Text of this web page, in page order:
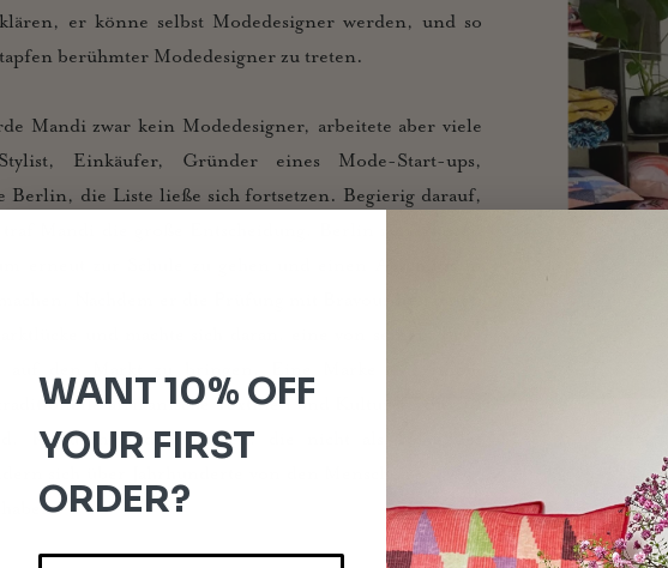
er könne selbst Modedesigner werden, und so
berühmter Modedesigner zu treten.
Mandi zwar kein Modedesigner, arbeitete aber viele
Einkäufer, Gründer eines Mode-Start-ups,
Berlin, die Liste ließe sich fortsetzen. Begierig darauf,
Mandi die große Entscheidung, Berlin zu verlassen
erneut zur Schule zu gehen und einen Abschluss in
Nachdem er die Prüfung mit Bravour bestanden
und machte sich daran, eine von seinem Erbe
auf den Markt zu bringen. Eine Marke mit einem
afrikanische Textilien und Kulturen, die auf
Kulturen und Praktiken, die nicht als Folge des
sich über Jahrhunderte von den Menschen vor Ort
WANT 10% OFF
YOUR FIRST
ORDER?